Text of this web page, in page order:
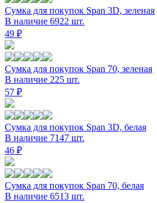
Сумка для покупок Span 3D, зеленая
В наличие 6922 шт.
49 ₽
Сумка для покупок Span 70, зеленая
В наличие 225 шт.
57 ₽
Сумка для покупок Span 3D, белая
В наличие 7147 шт.
46 ₽
Сумка для покупок Span 70, белая
В наличие 6513 шт.